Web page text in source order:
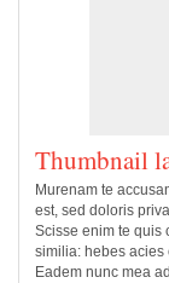
Thumbnail
Murenam te
est, sed doloris
Scisse enim te quis
similia: hebes acies
Eadem nunc mea